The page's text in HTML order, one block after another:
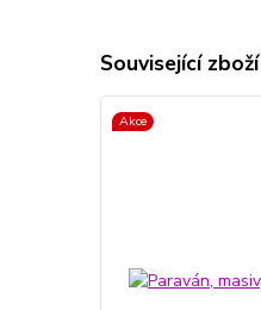
Související zboží
Akce